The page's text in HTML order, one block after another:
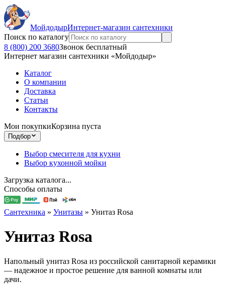
МойдодырИнтернет-магазин сантехники
Поиск по каталогу
8 (800) 200 3680Звонок бесплатный
Интернет магазин сантехники «Мойдодыр»
Каталог
О компании
Доставка
Статьи
Контакты
Мои покупкиКорзина пуста
Подбор
Выбор смесителя для кухни
Выбор кухонной мойки
Загрузка каталога...
Способы оплаты
Сантехника » Унитазы » Унитаз Rosa
Унитаз Rosa
Напольный унитаз Rosa из российской санитарной керамики
— надежное и простое решение для ванной комнаты или
дачи.